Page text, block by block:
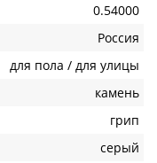
0.54000
Россия
для пола / для улицы
камень
грип
серый